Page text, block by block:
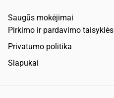
Saugūs mokėjimai
Pirkimo ir pardavimo taisyklės
Privatumo politika
Slapukai